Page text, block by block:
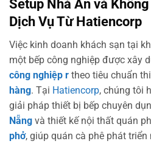
Setup Nhà Ăn và
Dịch Vụ Từ Hatiencorp
Việc kinh doanh khách sạn tại
một bếp công nghiệp được xây
công nghiệp r theo tiêu chuẩn
hàng. Tại Hatiencorp, chúng tôi
giải pháp thiết bị bếp chuyên
Nẵng và thiết kế nội thất quán
phở, giúp quán cà phê phát